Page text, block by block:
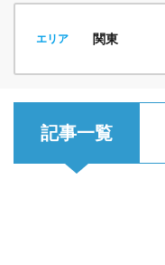
エリア
記事一覧